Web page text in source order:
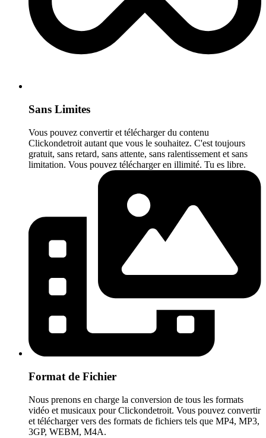
Sans Limites
Vous pouvez convertir et télécharger du contenu
Clickondetroit autant que vous le souhaitez. C'est toujours
gratuit, sans retard, sans attente, sans ralentissement et sans
limitation. Vous pouvez télécharger en illimité. Tu es libre.
Format de Fichier
Nous prenons en charge la conversion de tous les formats
vidéo et musicaux pour Clickondetroit. Vous pouvez convertir
et télécharger vers des formats de fichiers tels que MP4, MP3,
3GP, WEBM, M4A.